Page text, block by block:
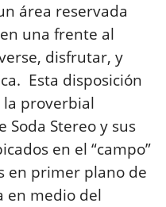
área reservada
una frente al
disfrutar, y
Esta disposición
proverbial
Soda Stereo y sus
en el “campo”
en primer plano de
en medio del